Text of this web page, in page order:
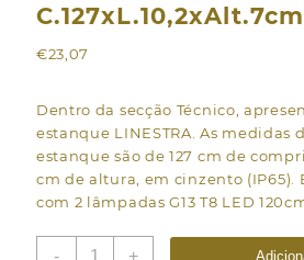
€23,07
Dentro da secção Técnico,
estanque LINESTRA. As
estanque são de 127 cm de
cm de altura, em cinzento
com 2 lâmpadas G13 T8 LED
-
Quantidade
+